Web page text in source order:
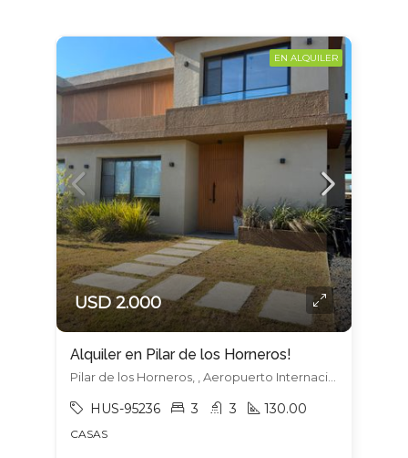
EN ALQUILER
USD 2.000
Alquiler en Pilar de los Horneros!
HUS-95236 3 3 130.00
CASAS